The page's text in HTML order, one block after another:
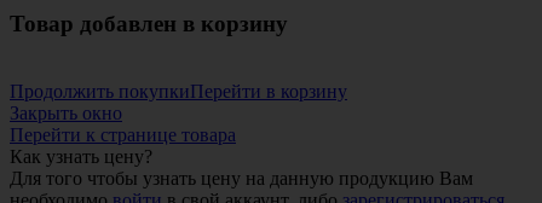
Товар добавлен в корзину
Продолжить покупкиПерейти в корзину
Закрыть окно
Перейти к странице товара
Как узнать цену?
Для того чтобы узнать цену на данную продукцию Вам